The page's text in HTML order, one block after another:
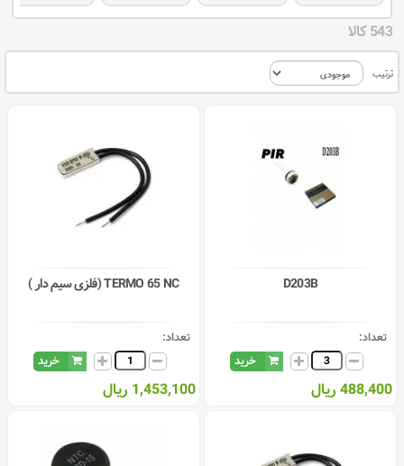
543 کالا
ترتیب
D203B
تعداد:
خرید
488,400 ریال
TERMO 65 NC (فلزی سیم دار )
تعداد:
خرید
1,453,100 ریال